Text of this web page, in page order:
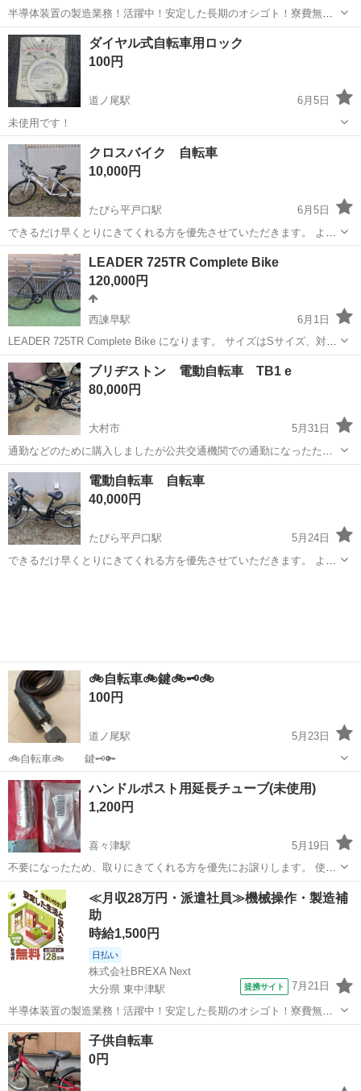
半導体装置の製造業務！活躍中！安定した長期のオシゴト！寮費無料
★赴任旅費会社負担◎20代～40代の男性活躍中★未経験活躍中！高時
給1,500円！《大分県中津市》 人気の工場のお仕事 ◇半導体装置内部
のシート製造◇ ＊クリー...
大分 中津市 東中津駅 その他
ダイヤル式自転車用ロック
100円
道ノ尾駅
6月5日
未使用です！
長崎 長崎市 道ノ尾駅 その他
クロスバイク 自転車
10,000円
たびら平戸口駅
6月5日
できるだけ早くとりにきてくれる方を優先させていただきます。 よろ
しくおねがいします。
長崎 対馬市
LEADER 725TR Complete Bike
120,000円
西諫早駅
6月1日
LEADER 725TR Complete Bike になります。 サイズはSサイズ、対象
身長１６４cm〜１７４cmとなります。 １０回程度しか乗っておらず
室内保管ですのでかなり状態はいいです。 乗らないため断捨離しよう
と...
長崎 諫早市 西諫早駅 その他 LEADER
ブリヂストン 電動自転車 TB1 e
80,000円
大村市
5月31日
通勤などのために購入しましたが公共交通機関での通勤になったため
出品します。 バッテリー充電装置などもあります。 またキャリアを後
付けでつけてあります。 また現地確認などしたい方は気軽に問い合わ
せください。 仕事などで...
長崎 大村市 電動アシスト自転車
電動自転車 自転車
40,000円
たびら平戸口駅
5月24日
できるだけ早くとりにきてくれる方を優先させていただきます。 よろ
🚲自転車🚲鍵🚲🗝️🚲
100円
道ノ尾駅
5月23日
🚲自転車🚲 鍵🗝️🔑
長崎 長崎市 道ノ尾駅 その他
ハンドルポスト用延長チューブ(未使用)
1,200円
喜々津駅
5月19日
不要になったため、取りにきてくれる方を優先にお譲りします。 使用
条件等不明ですご自身でご確認下さい
長崎 諫早市 喜々津駅 その他 ポスト
≪月収28万円・派遣社員≫機械操作・製造補
助
時給1,500円
日払い
株式会社BREXA Next
大分県 東中津駅
提携サイト 7月21日
半導体装置の製造業務！活躍中！安定した長期のオシゴト！寮費無料
★赴任旅費会社負担◎20代～40代の男性活躍中★未経験活躍中！高時
給1,500円！《大分県中津市》 人気の工場のお仕事 ◇半導体装置内部
のシート製造◇ ＊クリー...
大分 中津市 東中津駅
子供自転車
0円